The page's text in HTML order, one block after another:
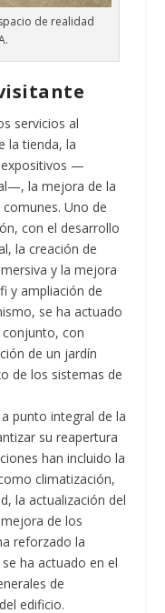
de realidad
servicios al
la tienda, la
expositivos —
la mejora de la
Uno de
con el desarrollo
la creación de
y la mejora
y ampliación de
se ha actuado
con
de un jardín
de los sistemas de
punto integral de la
su reapertura
han incluido la
climatización,
la actualización del
de los
reforzado la
ha actuado en el
de
edificio.